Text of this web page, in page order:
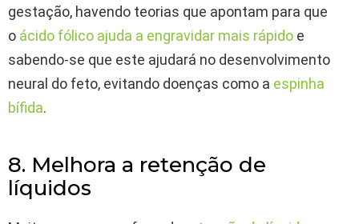
gestação, havendo teorias que apontam para que
o ácido fólico ajuda a engravidar mais rápido e
sabendo-se que este ajudará no desenvolvimento
neural do feto, evitando doenças como a espinha
bífida.
8. Melhora a retenção de
líquidos